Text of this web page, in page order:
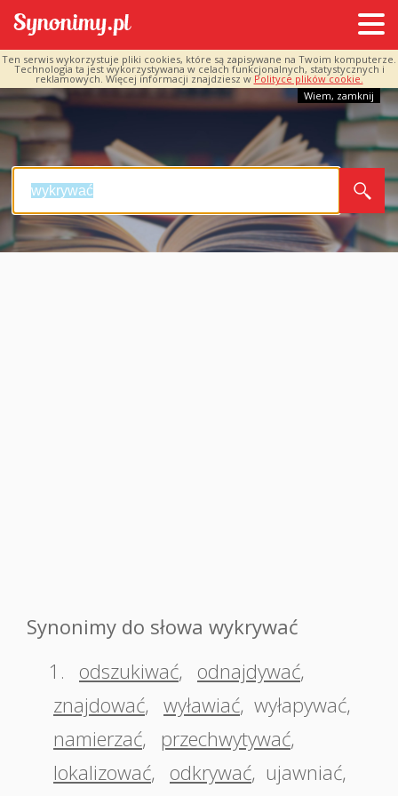
Ten serwis wykorzystuje pliki cookies, które są zapisywane na Twoim komputerze.
Technologia ta jest wykorzystywana w celach funkcjonalnych, statystycznych i
reklamowych. Więcej informacji znajdziesz w Polityce plików cookie.
Wiem, zamknij
Synonimy do słowa wykrywać
1.
odszukiwać, odnajdywać,
znajdować, wyławiać, wyłapywać,
namierzać, przechwytywać,
lokalizować, odkrywać, ujawniać,